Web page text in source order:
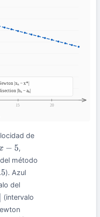
de
,
método
). Azul
del
(intervalo